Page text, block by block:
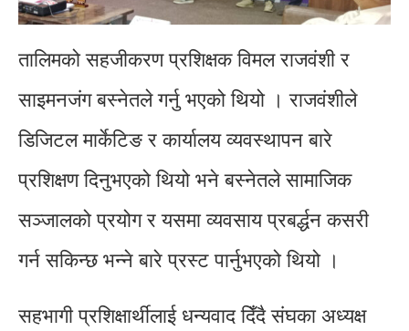
तालिमको सहजीकरण प्रशिक्षक विमल राजवंशी र
साइमनजंग बस्नेतले गर्नु भएको थियो । राजवंशीले
डिजिटल मार्केटिङ र कार्यालय व्यवस्थापन बारे
प्रशिक्षण दिनुभएको थियो भने बस्नेतले सामाजिक
सञ्जालको प्रयोग र यसमा व्यवसाय प्रबर्द्धन कसरी
गर्न सकिन्छ भन्ने बारे प्रस्ट पार्नुभएको थियो ।
सहभागी प्रशिक्षार्थीलाई धन्यवाद दिँदै संघका अध्यक्ष